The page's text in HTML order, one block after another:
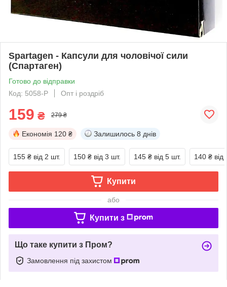
Spartagen - Капсули для чоловічої сили
(Спартаген)
Готово до відправки
Код: 5058-P
Опт і роздріб
159 ₴ 279 ₴
Економія 120 ₴ Залишилось 8 днів
155 ₴ від 2 шт. 150 ₴ від 3 шт. 145 ₴ від 5 шт. 140 ₴ від
Купити
або
Купити з
Що таке купити з Пром?
Замовлення під захистом